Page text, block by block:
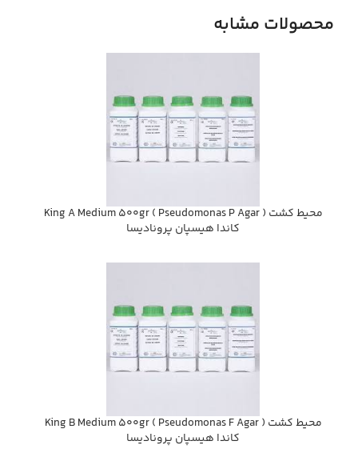
محصولات مشابه
محيط كشت ( King A Medium 500gr ( Pseudomonas P Agar
كاندا هيسپان پروناديسا
محيط كشت ( King B Medium 500gr ( Pseudomonas F Agar
كاندا هيسپان پروناديسا